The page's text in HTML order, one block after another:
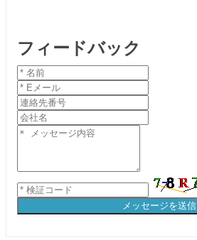
フィードバック
メッセージを送信